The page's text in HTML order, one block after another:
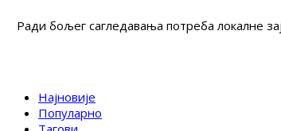
Ради бољег сагледавања потреба локалне
Најновије
Популарно